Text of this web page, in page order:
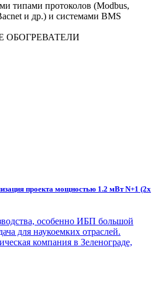
типами протоколов (Modbus,
и др.) и системами BMS
ОБОГРЕВАТЕЛИ
проекта мощностью 1.2 мВт N+1 (2х
особенно ИБП большой
для наукоемких отраслей.
компания в Зеленограде,